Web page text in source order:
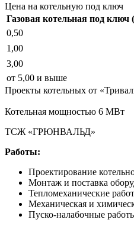
Цена на котельную под ключ
Газовая котельная под
0,50
1,00
3,00
от 5,00 и выше
Проекты котельных от
Котельная мощностью 6 МВт
ТСЖ «ГРЮНВАЛЬД»
Работы:
Проектирование
Монтаж и поставка
Тепломеханические
Механическая и
Пуско-налабочные